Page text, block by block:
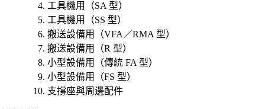
工具機用（SA 型）
工具機用（SS 型）
搬送設備用（VFA／RMA 型）
搬送設備用（R 型）
小型設備用（傳統 FA 型）
小型設備用（FS 型）
支撐座與周邊配件